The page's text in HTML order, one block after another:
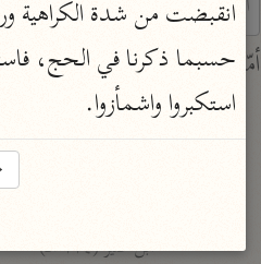
characters for results.
أمّهات
جامع البيان
ابن جرير الطبري (٣١٠ هـ)
ابن كثير (٧٧٤ هـ)
استكبروا واشمأزوا.